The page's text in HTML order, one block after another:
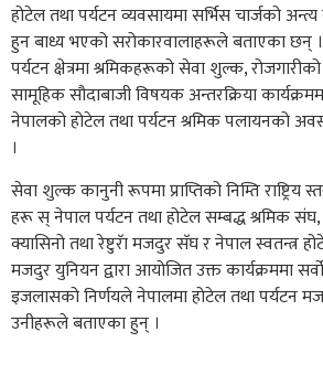
होटेल तथा पर्यटन व्यवसायमा सर्भिस चार्जको
हुन बाध्य भएको सरोकारवालाहरूले बताएका छन्
पर्यटन क्षेत्रमा श्रमिकहरूको सेवा शुल्क, रोजगारीको
सामूहिक सौदाबाजी विषयक अन्तरक्रिया
नेपालको होटेल तथा पर्यटन श्रमिक पलायनको
।
सेवा शुल्क कानुनी रूपमा प्राप्तिको निम्ति राष्ट्रिय
हरू स् नेपाल पर्यटन तथा होटेल सम्बद्ध श्रमिक
क्यासिनो तथा रेष्टुरॅा मजदुर सॅघ र नेपाल स्वतन्त्र
मजदुर युनियन द्वारा आयोजित उक्त कार्यक्रममा
इजलासको निर्णयले नेपालमा होटेल तथा पर्यटन
उनीहरूले बताएका हुन् ।